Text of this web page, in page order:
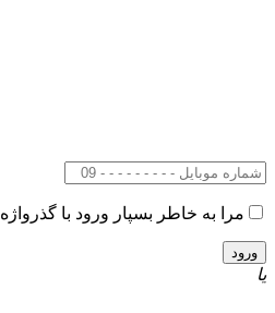
مرا به خاطر بسپار ورود با گذرواژه
یا